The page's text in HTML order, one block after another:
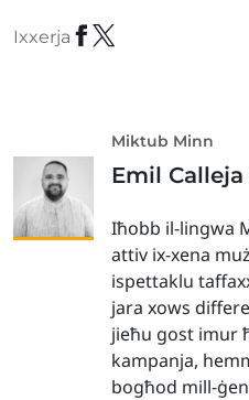
Ixxerja
Miktub Minn
Emil
Iħobb il-lingwa
attiv ix-xena
ispettaklu
jara xows
jieħu gost imur
kampanja,
bogħod mill-